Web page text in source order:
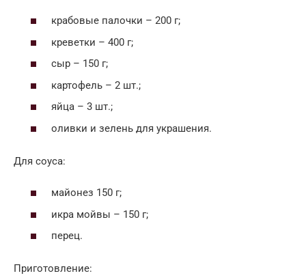
крабовые палочки – 200 г;
креветки – 400 г;
сыр – 150 г;
картофель – 2 шт.;
яйца – 3 шт.;
оливки и зелень для украшения.
Для соуса:
майонез 150 г;
икра мойвы – 150 г;
перец.
Приготовление: